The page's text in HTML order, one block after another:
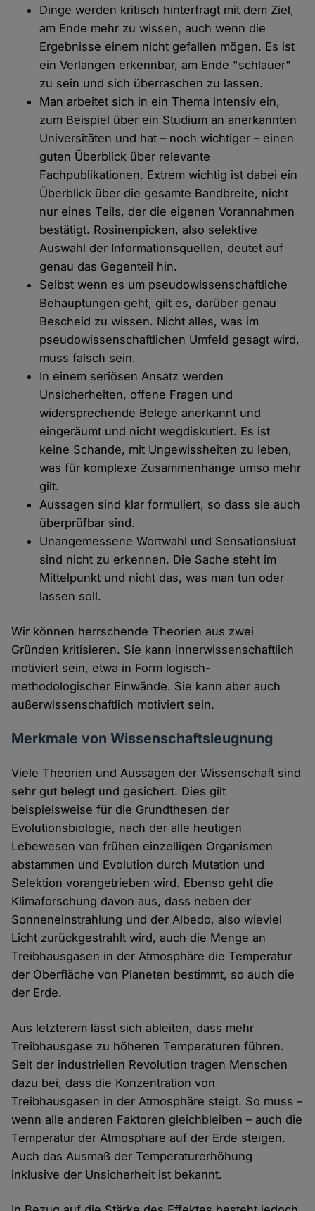
Dinge werden kritisch hinterfragt mit dem Ziel,
am Ende mehr zu wissen, auch wenn die
Ergebnisse einem nicht gefallen mögen. Es ist
ein Verlangen erkennbar, am Ende "schlauer"
zu sein und sich überraschen zu lassen.
Man arbeitet sich in ein Thema intensiv ein,
zum Beispiel über ein Studium an anerkannten
Universitäten und hat – noch wichtiger – einen
guten Überblick über relevante
Fachpublikationen. Extrem wichtig ist dabei ein
Überblick über die gesamte Bandbreite, nicht
nur eines Teils, der die eigenen Vorannahmen
bestätigt. Rosinenpicken, also selektive
Auswahl der Informationsquellen, deutet auf
genau das Gegenteil hin.
Selbst wenn es um pseudowissenschaftliche
Behauptungen geht, gilt es, darüber genau
Bescheid zu wissen. Nicht alles, was im
pseudowissenschaftlichen Umfeld gesagt wird,
muss falsch sein.
In einem seriösen Ansatz werden
Unsicherheiten, offene Fragen und
widersprechende Belege anerkannt und
eingeräumt und nicht wegdiskutiert. Es ist
keine Schande, mit Ungewissheiten zu leben,
was für komplexe Zusammenhänge umso mehr
gilt.
Aussagen sind klar formuliert, so dass sie auch
überprüfbar sind.
Unangemessene Wortwahl und Sensationslust
sind nicht zu erkennen. Die Sache steht im
Mittelpunkt und nicht das, was man tun oder
lassen soll.
Wir können herrschende Theorien aus zwei
Gründen kritisieren. Sie kann innerwissenschaftlich
motiviert sein, etwa in Form logisch-
methodologischer Einwände. Sie kann aber auch
außerwissenschaftlich motiviert sein.
Merkmale von Wissenschaftsleugnung
Viele Theorien und Aussagen der Wissenschaft sind
sehr gut belegt und gesichert. Dies gilt
beispielsweise für die Grundthesen der
Evolutionsbiologie, nach der alle heutigen
Lebewesen von frühen einzelligen Organismen
abstammen und Evolution durch Mutation und
Selektion vorangetrieben wird. Ebenso geht die
Klimaforschung davon aus, dass neben der
Sonneneinstrahlung und der Albedo, also wieviel
Licht zurückgestrahlt wird, auch die Menge an
Treibhausgasen in der Atmosphäre die Temperatur
der Oberfläche von Planeten bestimmt, so auch die
der Erde.
Aus letzterem lässt sich ableiten, dass mehr
Treibhausgase zu höheren Temperaturen führen.
Seit der industriellen Revolution tragen Menschen
dazu bei, dass die Konzentration von
Treibhausgasen in der Atmosphäre steigt. So muss –
wenn alle anderen Faktoren gleichbleiben – auch die
Temperatur der Atmosphäre auf der Erde steigen.
Auch das Ausmaß der Temperaturerhöhung
inklusive der Unsicherheit ist bekannt.